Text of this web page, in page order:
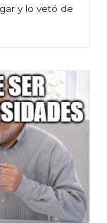
y lo vetó de